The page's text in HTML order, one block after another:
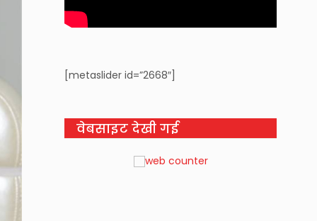
[metaslider id=”2668″]
वेबसाइट देखी गई